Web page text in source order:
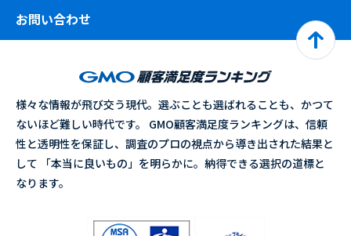
お問い合わせ
様々な情報が飛び交う現代。選ぶことも選ばれることも、かつて
ないほど難しい時代です。 GMO顧客満足度ランキングは、信頼
性と透明性を保証し、調査のプロの視点から導き出された結果と
して 「本当に良いもの」を明らかに。納得できる選択の道標と
なります。